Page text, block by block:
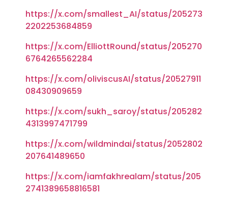
https://x.com/smallest_AI/status/205273
2202253684859
https://x.com/ElliottRound/status/205270
6764265562284
https://x.com/oliviscusAI/status/20527911
08430909659
https://x.com/sukh_saroy/status/205282
4313997471799
https://x.com/wildmindai/status/2052802
207641489650
https://x.com/iamfakhrealam/status/205
2741389658816581